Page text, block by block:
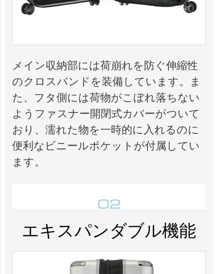
メイン収納部には荷崩れを防ぐ伸縮性
のクロスバンドを装備しています。ま
た、フタ側には荷物がこぼれ落ちない
ようファスナー開閉式カバーがついて
おり、濡れた物を一時的に入れるのに
便利なビニールポケットが付属してい
ます。
エキスパンダブル機能